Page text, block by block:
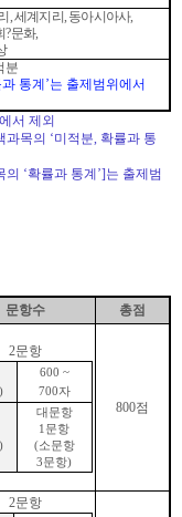
,세계지리 , 동아시아사,
?문화,
분
통계 ’는 출제범위에서
서 제외
과목의 ‘미적분, 확률과 통
의 ‘확률과 통계 ’]는 출제범
문항수 총점
2문항
)
600 ~
700자
)
대문항
1 문항
(소문항
3문항)
800점
2문항